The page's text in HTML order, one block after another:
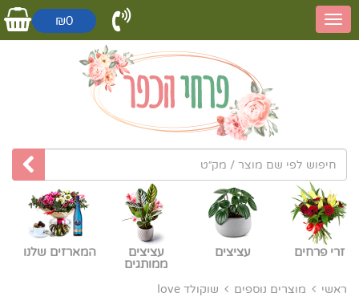
₪0
זרי פרחים עציצים
עציצים
ממותגים
המארזים שלנו
ראשי מוצרים נוספים שוקולד Iove